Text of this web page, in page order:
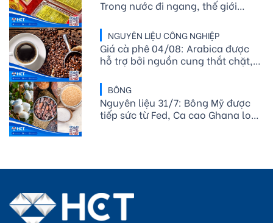
Trong nước đi ngang, thế giới
USD/ounce
NGUYÊN LIỆU CÔNG NGHIỆP
Giá cà phê 04/08: Arabica được
hỗ trợ bởi nguồn cung thắt chặt,
mạnh
BÔNG
Nguyên liệu 31/7: Bông Mỹ được
tiếp sức từ Fed, Ca cao Ghana lo